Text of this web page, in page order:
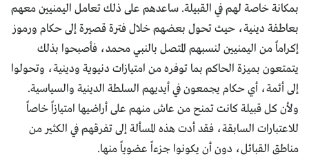
بمكانة خاصة لهم في القبيلة. ساعدهم على ذلك تعامل اليمنيين معهم
بعاطفة دينية، حيث تحول بعضهم خلال فترة قصيرة إلى حكام ورموز
إكراماً من اليمنيين لنسبهم المتصل بالنبي محمد، فأصبحوا بذلك
يتمتعون بميزة الحاكم بما توفره من امتيازات دنيوية ودينية، وتحولوا
إلى أئمة، أي حكام يجمعون في أيديهم السلطة الدينية والسياسية.
ولأن كل قبيلة كانت تمنح من عاش منهم على أراضيها امتيازاً خاصاً
للاعتبارات السابقة، فقد أدت هذه المسألة إلى تفرقهم في الكثير من
مناطق القبائل، دون أن يكونوا جزءاً عضوياً منها.